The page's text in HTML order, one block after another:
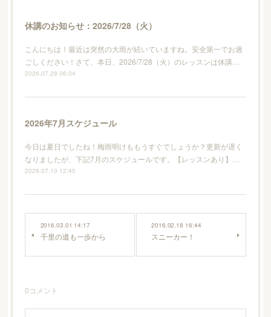
休講のお知らせ：2026/7/28（火）
こんにちは！最近は突然の大雨が続いていますね。安全第一でお過
ごしください！さて、本日、2026/7/28（火）のレッスンは休講…
2026.07.28 06:04
2026年7月スケジュール
今日は夏日でしたね！梅雨明けももうすぐでしょうか？更新が遅く
なりましたが、下記7月のスケジュールです。【レッスンあり】…
2026.07.10 12:40
2016.03.01 14:17
千里の道も一歩から
2016.02.18 16:44
スニーカー！
0コメント